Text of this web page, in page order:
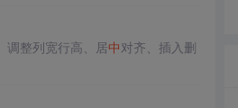
调整列宽行高、居中对齐、插入删